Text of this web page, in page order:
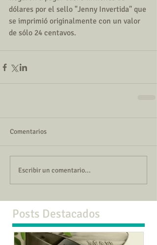
dólares por el sello "Jenny Invertida" que
se imprimió originalmente con un valor
de sólo 24 centavos.
Comentarios
Escribir un comentario...
Posts Destacados